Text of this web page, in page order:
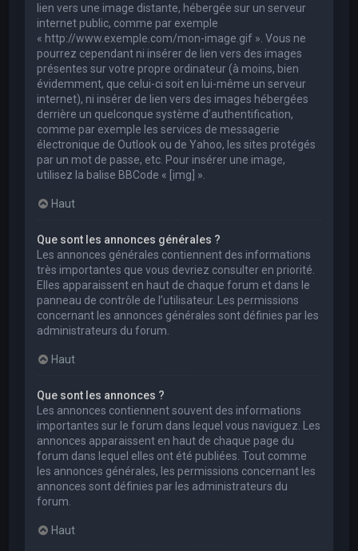
lien vers une image distante, hébergée sur un serveur
internet public, comme par exemple
« http://www.exemple.com/mon-image.gif ». Vous ne
pourrez cependant ni insérer de lien vers des images
présentes sur votre propre ordinateur (à moins, bien
évidemment, que celui-ci soit en lui-même un serveur
internet), ni insérer de lien vers des images hébergées
derrière un quelconque système d’authentification,
comme par exemple les services de messagerie
électronique de Outlook ou de Yahoo, les sites protégés
par un mot de passe, etc. Pour insérer une image,
utilisez la balise BBCode « [img] ».
Haut
Que sont les annonces générales ?
Les annonces générales contiennent des informations
très importantes que vous devriez consulter en priorité.
Elles apparaissent en haut de chaque forum et dans le
panneau de contrôle de l’utilisateur. Les permissions
concernant les annonces générales sont définies par les
administrateurs du forum.
Haut
Que sont les annonces ?
Les annonces contiennent souvent des informations
importantes sur le forum dans lequel vous naviguez. Les
annonces apparaissent en haut de chaque page du
forum dans lequel elles ont été publiées. Tout comme
les annonces générales, les permissions concernant les
annonces sont définies par les administrateurs du
forum.
Haut